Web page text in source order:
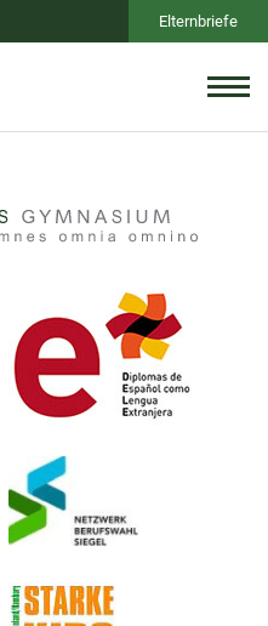
Elternbriefe